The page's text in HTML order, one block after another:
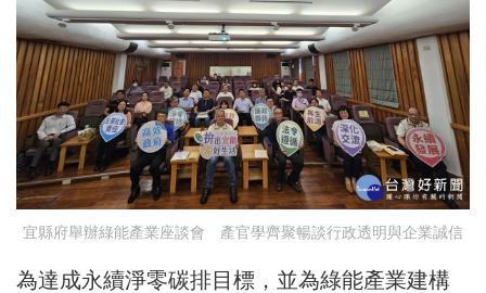
宜縣府舉辦綠能產業座談會 產官學齊聚暢談行政透明與企業誠信
為達成永續淨零碳排目標，並為綠能產業建構